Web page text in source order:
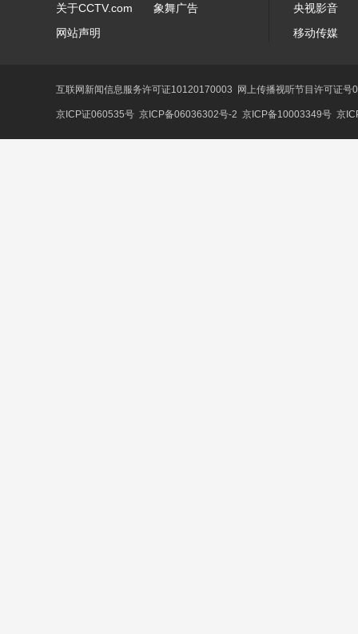
关于CCTV.com
象舞广告
网站声明
央视影音
移动传媒
互联网新闻信息服务许可证10120170003 网上传播视听节目许可证
京ICP证060535号 京ICP备06036302号-2 京ICP备10003349号 京